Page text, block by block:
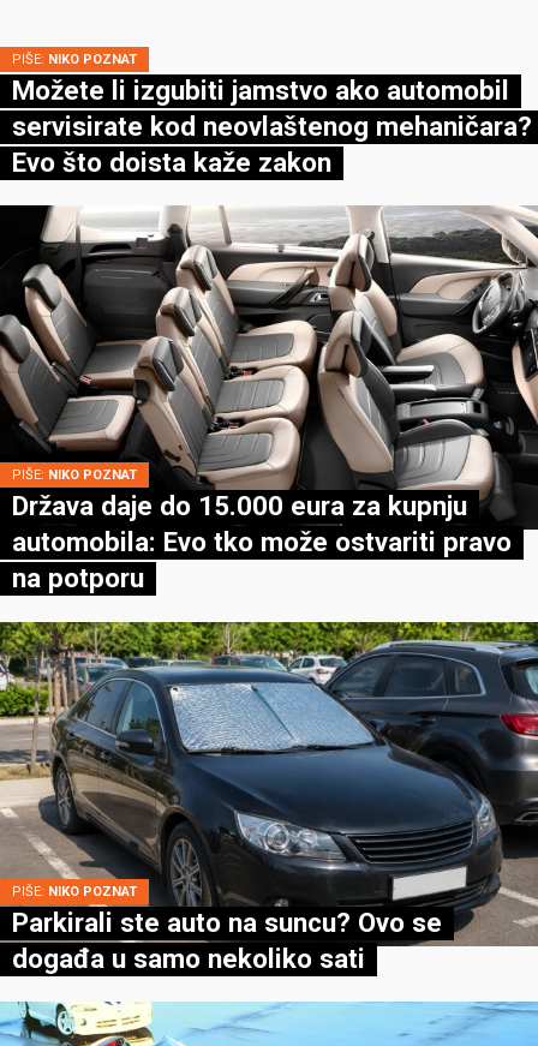
PIŠE: NIKO POZNAT
Možete li izgubiti jamstvo ako automobil
servisirate kod neovlaštenog mehaničara?
Evo što doista kaže zakon
PIŠE: NIKO POZNAT
Država daje do 15.000 eura za kupnju
automobila: Evo tko može ostvariti pravo
na potporu
PIŠE: NIKO POZNAT
Parkirali ste auto na suncu? Ovo se
događa u samo nekoliko sati